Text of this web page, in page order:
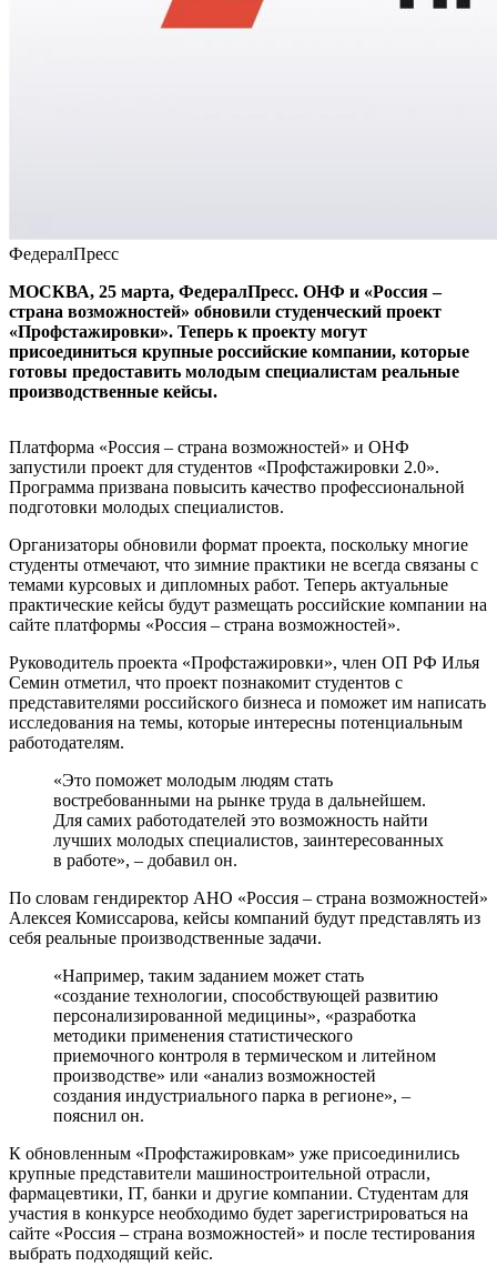
ФедералПресс
МОСКВА, 25 марта, ФедералПресс. ОНФ и «Россия –
страна возможностей» обновили студенческий проект
«Профстажировки». Теперь к проекту могут
присоединиться крупные российские компании, которые
готовы предоставить молодым специалистам реальные
производственные кейсы.
Платформа «Россия – страна возможностей» и ОНФ
запустили проект для студентов «Профстажировки 2.0».
Программа призвана повысить качество профессиональной
подготовки молодых специалистов.
Организаторы обновили формат проекта, поскольку многие
студенты отмечают, что зимние практики не всегда связаны с
темами курсовых и дипломных работ. Теперь актуальные
практические кейсы будут размещать российские компании на
сайте платформы «Россия – страна возможностей».
Руководитель проекта «Профстажировки», член ОП РФ Илья
Семин отметил, что проект познакомит студентов с
представителями российского бизнеса и поможет им написать
исследования на темы, которые интересны потенциальным
работодателям.
«Это поможет молодым людям стать
востребованными на рынке труда в дальнейшем.
Для самих работодателей это возможность найти
лучших молодых специалистов, заинтересованных
в работе», – добавил он.
По словам гендиректор АНО «Россия – страна возможностей»
Алексея Комиссарова, кейсы компаний будут представлять из
себя реальные производственные задачи.
«Например, таким заданием может стать
«создание технологии, способствующей развитию
персонализированной медицины», «разработка
методики применения статистического
приемочного контроля в термическом и литейном
производстве» или «анализ возможностей
создания индустриального парка в регионе», –
пояснил он.
К обновленным «Профстажировкам» уже присоединились
крупные представители машиностроительной отрасли,
фармацевтики, IT, банки и другие компании. Студентам для
участия в конкурсе необходимо будет зарегистрироваться на
сайте «Россия – страна возможностей» и после тестирования
выбрать подходящий кейс.